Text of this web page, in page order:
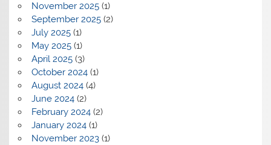
November 2025(1)
September 2025(2)
July 2025(1)
May 2025(1)
April 2025(3)
October 2024(1)
August 2024(4)
June 2024(2)
February 2024(2)
January 2024(1)
November 2023(1)